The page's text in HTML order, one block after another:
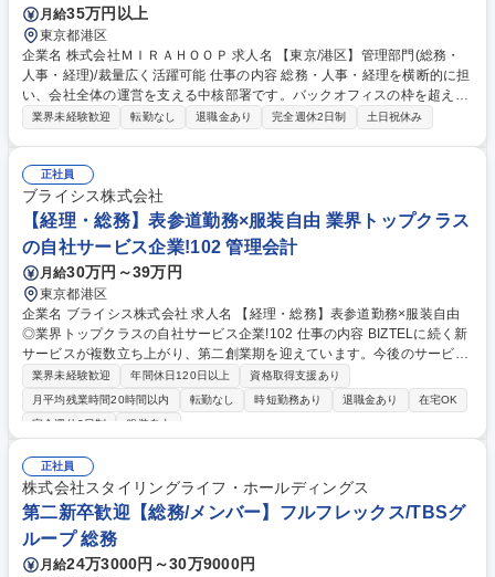
月給35万円以上
東京都港区
企業名 株式会社ＭＩＲＡＨＯＯＰ 求人名 【東京/港区】管理部門(総務・
人事・経理)/裁量広く活躍可能 仕事の内容 総務・人事・経理を横断的に担
い、会社全体の運営を支える中核部署です。バックオフィスの枠を超え、
ときには営業現場のリアルな声を拾いながら、組織のルールや新規事業の
り：求人作成や面接調整など、MIRAHOOPの未来を創る「人」に関する
業務を担います。■システム統括・管理：プロダクトの要件定義（仕様決
め）や契約対応、受入テストなど、サービス運営の根幹を支えます。■数
字の管理：請求書作成や支払い業務を通じて、会社の健全な経営をサポー
トします。 募集職種 【東京/港区】管理部門(総務・人事・経理)/裁量広く
活躍可能
業界未経験歓迎 転勤なし 退職金あり 完全週休2日制 土日祝休み
正社員
ブライシス株式会社
【経理・総務】表参道勤務×服装自由 業界トップクラス
の自社サービス企業!102 管理会計
月給30万円～39万円
東京都港区
企業名 ブライシス株式会社 求人名 【経理・総務】表参道勤務×服装自由
◎業界トップクラスの自社サービス企業!102 仕事の内容 BIZTELに続く新
サービスが複数立ち上がり、第二創業期を迎えています。今後のサービス
拡大に向け、会社基盤を支えるバックオフィス強化のため、経理・総務業
務全般を担っていただける方を募集します。 ＜経理＞■日次経理業務（仕
訳の入力、債権債務管理等） ■月次経理業務（経費計算、売掛・買掛金の
書発行、振込手続き等） ■年次決算対応■経理業務フローの整備 など ＜総
務＞■総務業務（来客・電話対応、備品管理、退職金事務等） 募集職種
【経理・総務】表参道勤務×服装自由◎業界トップクラスの自社サービス
企業!102
業界未経験歓迎 年間休日120日以上
資格取得支援あり
月平均残業時間20時間以内
転勤なし 時短勤務あり 退職金あり
在宅OK
完全週休2日制
服装自由
正社員
株式会社スタイリングライフ・ホールディングス
第二新卒歓迎【総務/メンバー】フルフレックス/TBSグ
ループ 総務
月給24万3000円～30万9000円